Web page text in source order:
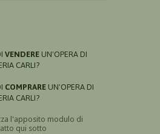
VENDERE UN'OPERA DI
CARLI?
COMPRARE UN'OPERA DI
CARLI?
l'apposito modulo di
qui sotto